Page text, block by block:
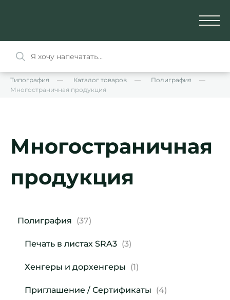
Типография Каталог товаров
Полиграфия
Многостраничная продукция
Многостраничная
продукция
Полиграфия (37)
Печать в листах SRA3 (3)
Хенгеры и дорхенгеры (1)
Приглашение / Сертификаты (4)